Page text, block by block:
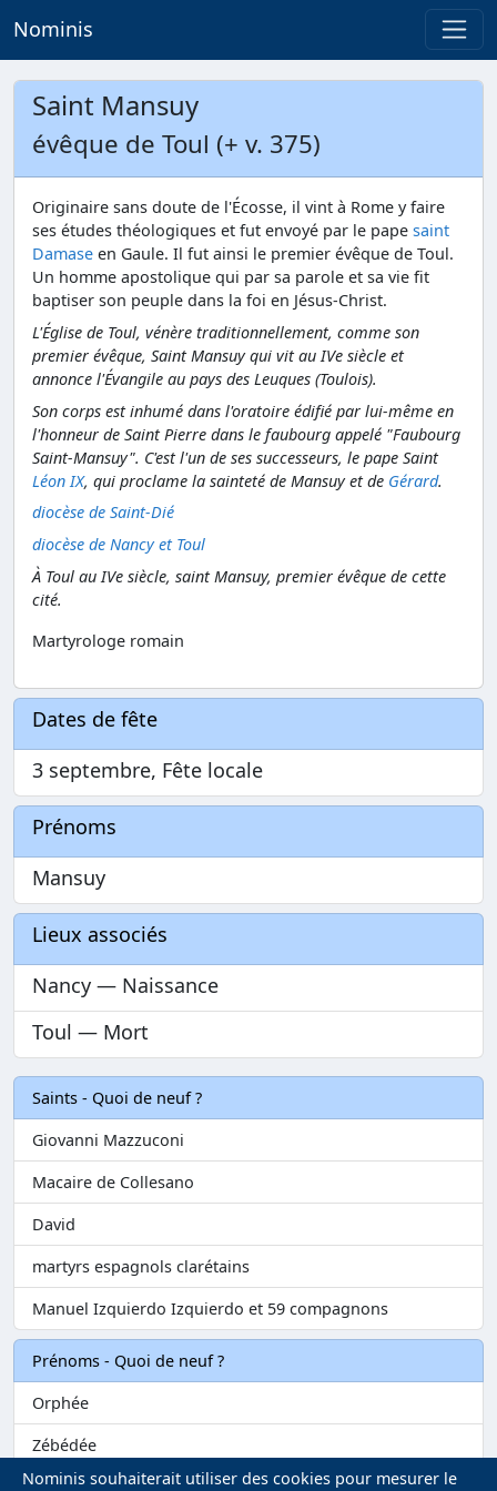
Nominis
Saint Mansuy
évêque de Toul (+ v. 375)
Originaire sans doute de l'Écosse, il vint à Rome y faire
ses études théologiques et fut envoyé par le pape saint
Damase en Gaule. Il fut ainsi le premier évêque de Toul.
Un homme apostolique qui par sa parole et sa vie fit
baptiser son peuple dans la foi en Jésus-Christ.
L'Église de Toul, vénère traditionnellement, comme son
premier évêque, Saint Mansuy qui vit au IVe siècle et
annonce l'Évangile au pays des Leuques (Toulois).
Son corps est inhumé dans l'oratoire édifié par lui-même en
l'honneur de Saint Pierre dans le faubourg appelé "Faubourg
Saint-Mansuy". C'est l'un de ses successeurs, le pape Saint
Léon IX, qui proclame la sainteté de Mansuy et de Gérard.
diocèse de Saint-Dié
diocèse de Nancy et Toul
À Toul au IVe siècle, saint Mansuy, premier évêque de cette
cité.
Martyrologe romain
Dates de fête
3 septembre, Fête locale
Prénoms
Mansuy
Lieux associés
Nancy — Naissance
Toul — Mort
Saints - Quoi de neuf ?
Giovanni Mazzuconi
Macaire de Collesano
David
martyrs espagnols clarétains
Manuel Izquierdo Izquierdo et 59 compagnons
Prénoms - Quoi de neuf ?
Orphée
Zébédée
Nominis souhaiterait utiliser des cookies pour mesurer le